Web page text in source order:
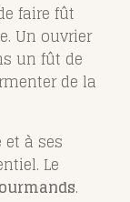
faire fût
Un ouvrier
un fût de
de la
et à ses
Le
.